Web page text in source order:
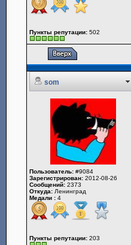
Пункты репутации: 502
som
Пользователь: #9084
Зарегистрирован: 2012-08-26
Сообщений: 2373
Откуда: Ленинград
Медали : 4
Пункты репутации: 203